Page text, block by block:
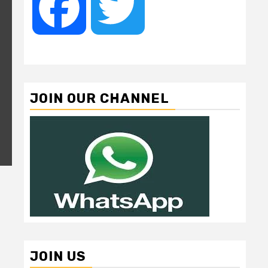
Facebook
JOIN OUR CHANNEL
JOIN US